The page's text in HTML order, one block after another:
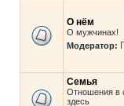
О нём
О мужчинах!
Модератор:
Семья
Отношения в
здесь